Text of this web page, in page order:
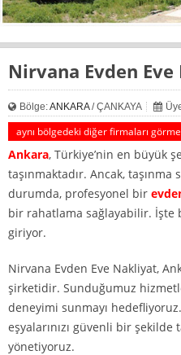
Nirvana Evden
Bölge:ANKARA/ ÇANKAYA
aynı bölgedeki diğer firmaları
Ankara, Türkiye’nin en büyük
taşınmaktadır. Ancak,
durumda, profesyonel bir
bir rahatlama sağlayabilir. İşte
giriyor.
Nirvana Evden Eve Nakliyat,
şirketidir. Sunduğumuz
deneyimi sunmayı
eşyalarınızı güvenli bir
yönetiyoruz.